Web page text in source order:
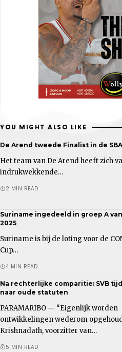
YOU MIGHT ALSO LIKE
De Arend tweede Finalist in de
Het team van De Arend heeft zich
indrukwekkende…
2 MIN READ
Suriname ingedeeld in groep A
2025
Suriname is bij de loting voor de
Cup…
4 MIN READ
Na rechterlijke comparitie: SVB
naar oude statuten
PARAMARIBO — “Eigenlijk worden
ontwikkelingen wederom
Krishnadath, voorzitter van…
5 MIN READ